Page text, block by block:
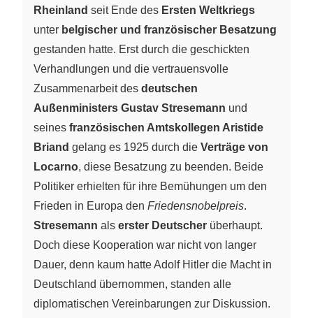
Rheinland seit Ende des Ersten Weltkriegs
unter belgischer und französischer Besatzung
gestanden hatte. Erst durch die geschickten
Verhandlungen und die vertrauensvolle
Zusammenarbeit des deutschen
Außenministers Gustav Stresemann und
seines französischen Amtskollegen Aristide
Briand gelang es 1925 durch die Verträge von
Locarno, diese Besatzung zu beenden. Beide
Politiker erhielten für ihre Bemühungen um den
Frieden in Europa den Friedensnobelpreis.
Stresemann als erster Deutscher überhaupt.
Doch diese Kooperation war nicht von langer
Dauer, denn kaum hatte Adolf Hitler die Macht in
Deutschland übernommen, standen alle
diplomatischen Vereinbarungen zur Diskussion.